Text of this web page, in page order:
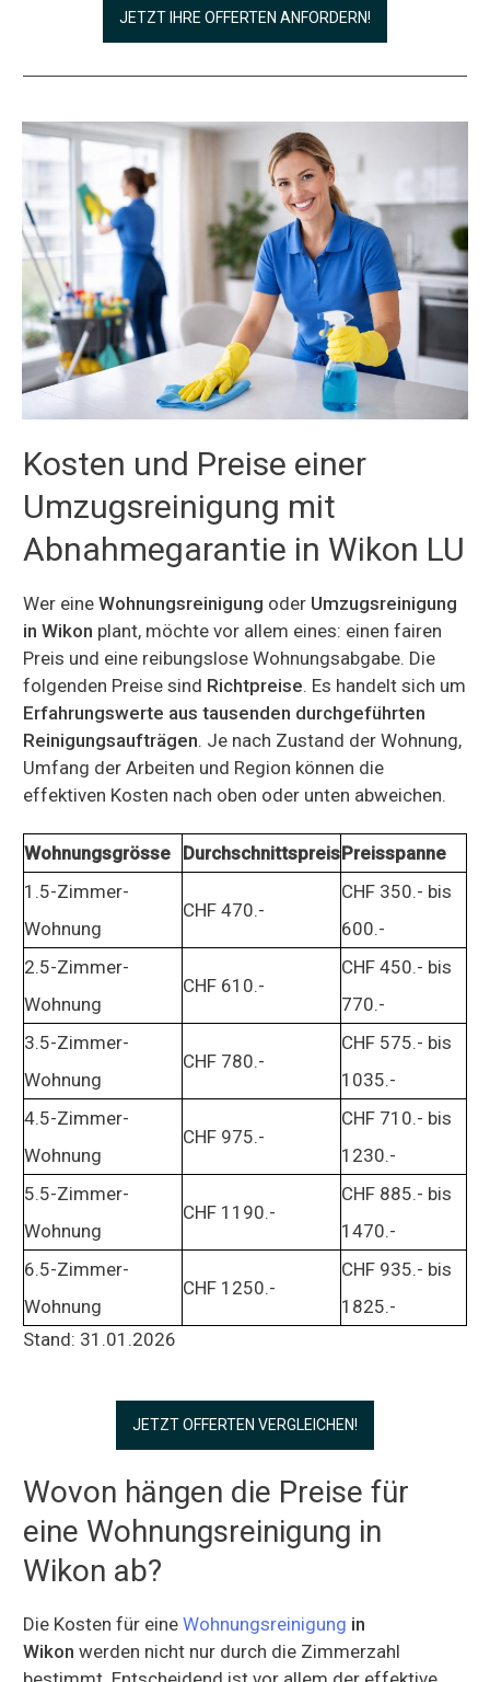
JETZT IHRE OFFERTEN ANFORDERN!
Kosten und Preise einer
Umzugsreinigung mit
Abnahmegarantie in Wikon LU
Wer eine Wohnungsreinigung oder Umzugsreinigung
in Wikon plant, möchte vor allem eines: einen fairen
Preis und eine reibungslose Wohnungsabgabe. Die
folgenden Preise sind Richtpreise. Es handelt sich um
Erfahrungswerte aus tausenden durchgeführten
Reinigungsaufträgen. Je nach Zustand der Wohnung,
Umfang der Arbeiten und Region können die
effektiven Kosten nach oben oder unten abweichen.
Wohnungsgrösse DurchschnittspreisPreisspanne
1.5-Zimmer-
Wohnung
CHF 470.-
CHF 350.- bis
600.-
2.5-Zimmer-
Wohnung
CHF 610.-
CHF 450.- bis
770.-
3.5-Zimmer-
Wohnung
CHF 780.-
CHF 575.- bis
1035.-
4.5-Zimmer-
Wohnung
CHF 975.-
CHF 710.- bis
1230.-
5.5-Zimmer-
Wohnung
CHF 1190.-
CHF 885.- bis
1470.-
6.5-Zimmer-
Wohnung
CHF 1250.-
CHF 935.- bis
1825.-
Stand: 31.01.2026
JETZT OFFERTEN VERGLEICHEN!
Wovon hängen die Preise für
eine Wohnungsreinigung in
Wikon ab?
Die Kosten für eine Wohnungsreinigung in
Wikon werden nicht nur durch die Zimmerzahl